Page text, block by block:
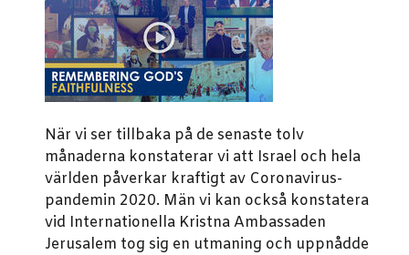
När vi ser tillbaka på de senaste tolv
månaderna konstaterar vi att Israel och hela
världen påverkar kraftigt av Coronavirus-
pandemin 2020. Män vi kan också konstatera
vid Internationella Kristna Ambassaden
Jerusalem tog sig en utmaning och uppnådde